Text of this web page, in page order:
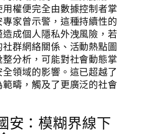
權便完全由數據控制者掌
家曾示警，這種持續性的
成個人隱私外洩風險，若
群網絡關係、活動熱點圖
分析，可能對社會動態掌
領域的影響。這已超越了
疇，觸及了更廣泛的社會
安：模糊界線下